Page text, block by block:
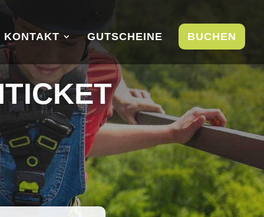
KONTAKT GUTSCHEINE BUCHEN